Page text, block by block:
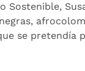
Sostenible,
se pretendía